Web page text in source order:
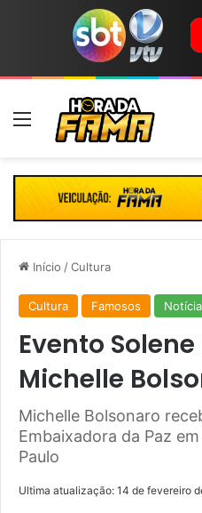
Menu
Início /Cultura
Cultura Famosos
Evento
Michelle
Michelle Bolsonaro
Embaixadora da Paz
Paulo
Ultima atualização: 14 de fevereiro